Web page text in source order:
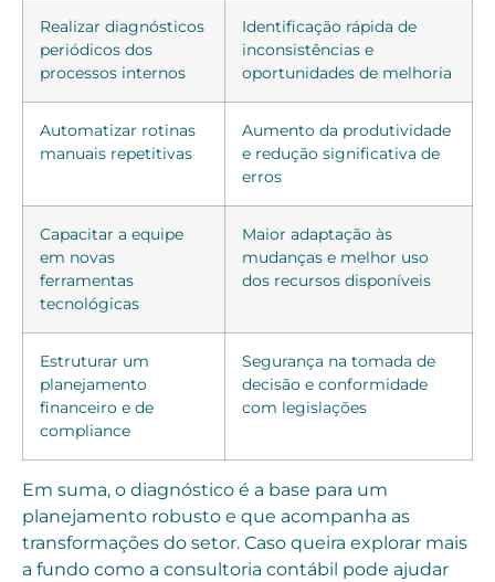
Realizar diagnósticos
periódicos dos
processos internos
Identificação rápida de
inconsistências e
oportunidades de melhoria
Automatizar rotinas
manuais repetitivas
Aumento da produtividade
e redução significativa de
erros
Capacitar a equipe
em novas
ferramentas
tecnológicas
Maior adaptação às
mudanças e melhor uso
dos recursos disponíveis
Estruturar um
planejamento
financeiro e de
compliance
Segurança na tomada de
decisão e conformidade
com legislações
Em suma, o diagnóstico é a base para um
planejamento robusto e que acompanha as
transformações do setor. Caso queira explorar mais
a fundo como a consultoria contábil pode ajudar